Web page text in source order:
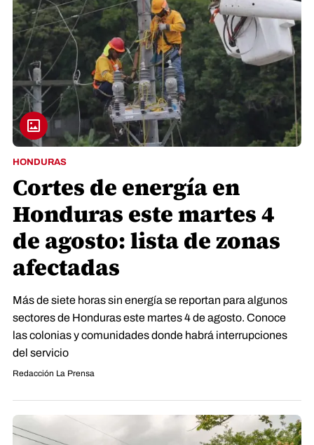
HONDURAS
Cortes de energía en
Honduras este martes 4
de agosto: lista de zonas
afectadas
Más de siete horas sin energía se reportan para algunos
sectores de Honduras este martes 4 de agosto. Conoce
las colonias y comunidades donde habrá interrupciones
del servicio
Redacción La Prensa